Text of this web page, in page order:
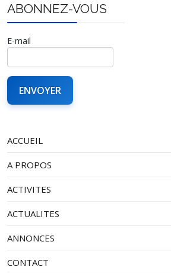
ABONNEZ-VOUS
E-mail
ACCUEIL
A PROPOS
ACTIVITES
ACTUALITES
ANNONCES
CONTACT